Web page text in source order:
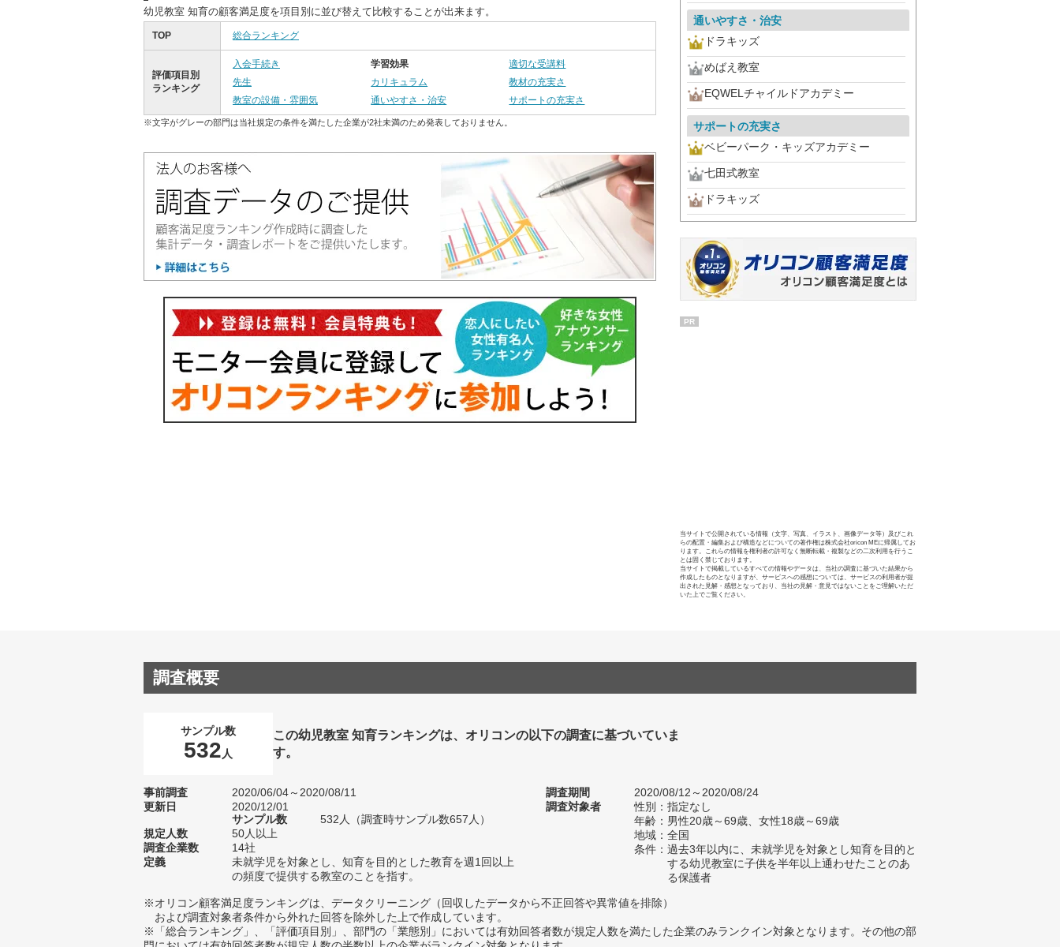
幼児教室 知育の顧客満足度を項目別に並び替えて比較することが出来ます。
TOP 総合ランキング
評価項目別
ランキング
入会手続き 学習効果
適切な受講料
先生
カリキュラム
教材の充実さ
教室の設備・雰囲気
通いやすさ・治安 サポートの充実さ
※文字がグレーの部門は当社規定の条件を満たした企業が2社未満のため発表しておりません。
通いやすさ・治安
ドラキッズ
めばえ教室
EQWELチャイルドアカデミー
サポートの充実さ
ベビーパーク・キッズアカデミー
七田式教室
ドラキッズ
PR
当サイトで公開されている情報（文字、写真、イラスト、画像データ等）及びこれ
らの配置・編集および構造などについての著作権は株式会社oricon MEに帰属してお
ります。これらの情報を権利者の許可なく無断転載・複製などの二次利用を行うこ
とは固く禁じております。
当サイトで掲載しているすべての情報やデータは、当社の調査に基づいた結果から
作成したものとなりますが、サービスへの感想については、サービスの利用者が提
出された見解・感想となっており、当社の見解・意見ではないことをご理解いただ
いた上でご覧ください。
調査概要
サンプル数
532 人
この幼児教室 知育ランキングは、オリコンの以下の調査に基づいていま
す。
事前調査
2020/06/04～2020/08/11
更新日
2020/12/01
サンプル数
532人（調査時サンプル数657人）
規定人数
50人以上
調査企業数
14社
定義
未就学児を対象とし、知育を目的とした教育を週1回以上
の頻度で提供する教室のことを指す。
調査期間
2020/08/12～2020/08/24
調査対象者
性別：指定なし
年齢：男性20歳～69歳、女性18歳～69歳
地域：全国
条件：過去3年以内に、未就学児を対象とし知育を目的と
する幼児教室に子供を半年以上通わせたことのあ
る保護者
※オリコン顧客満足度ランキングは、データクリーニング（回収したデータから不正回答や異常値を排除）
および調査対象者条件から外れた回答を除外した上で作成しています。
※「総合ランキング」、「評価項目別」、部門の「業態別」においては有効回答者数が規定人数を満たした企業のみランクイン対象となります。その他の部